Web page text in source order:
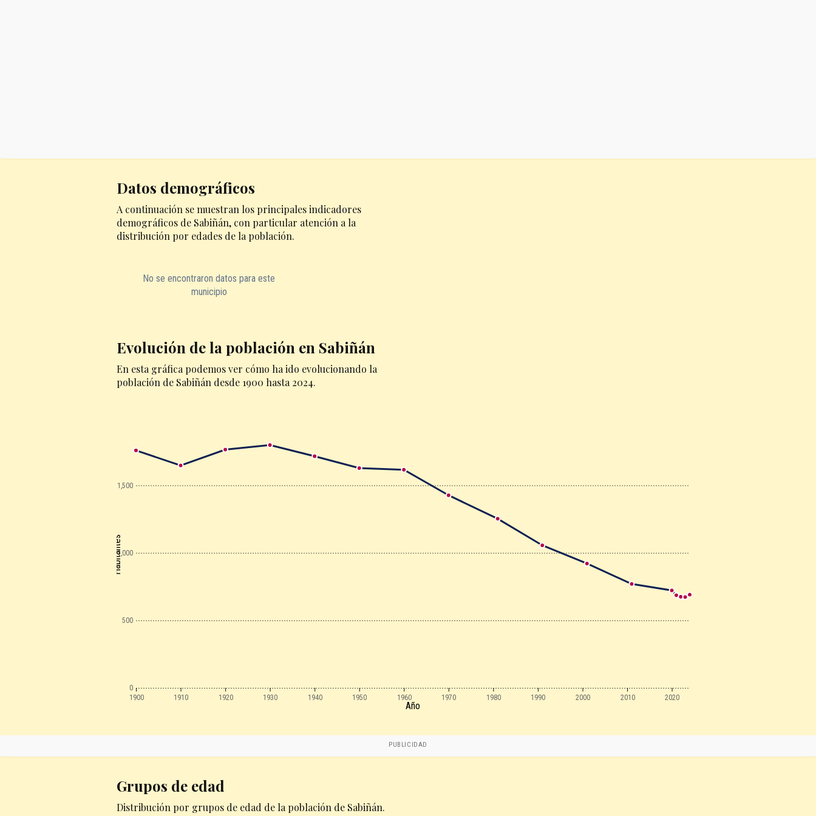
Datos demográficos
A continuación se muestran los principales indicadores
demográficos de Sabiñán, con particular atención a la
distribución por edades de la población.
No se encontraron datos para este
municipio
Evolución de la población en Sabiñán
En esta gráfica podemos ver cómo ha ido evolucionando la
población de Sabiñán desde 1900 hasta 2024.
1900 1910 1920 1930 1940 1950 1960 1970 1980 1990 2000 2010 2020
0
500
1,000
1,500
Año
Habitantes
PUBLICIDAD
Grupos de edad
Distribución por grupos de edad de la población de Sabiñán.